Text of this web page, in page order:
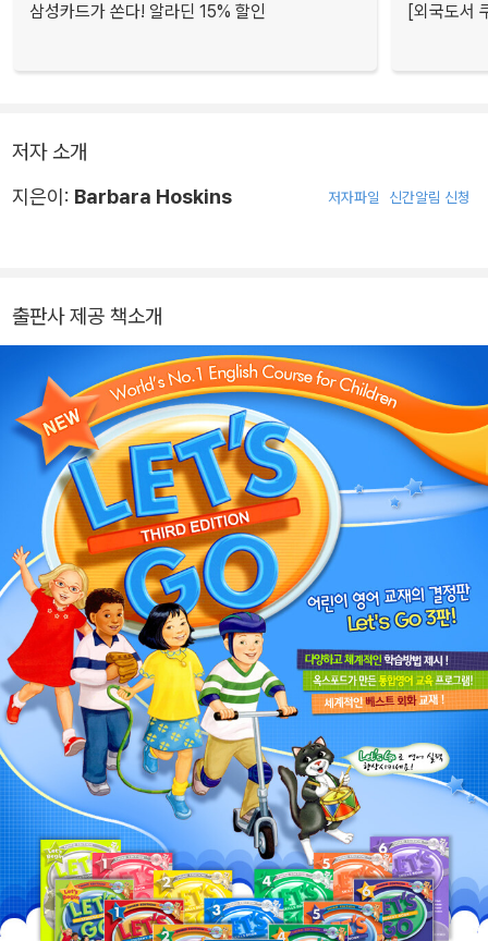
삼성카드가 쏜다! 알라딘 15% 할인 [외국도서
저자 소개
지은이: Barbara Hoskins 저자파일 신간알림 신청
출판사 제공 책소개